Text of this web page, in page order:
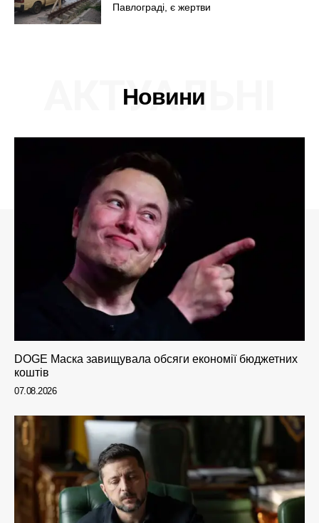
Павлограді, є жертви
Новини
АКТУАЛЬНІ
DOGE Маска завищувала обсяги економії бюджетних
коштів
07.08.2026